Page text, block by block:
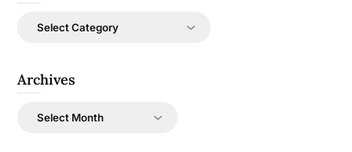
Categories
Archives
Archives